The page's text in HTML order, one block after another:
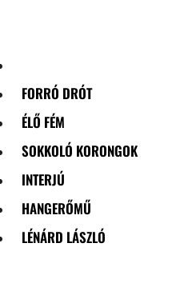
FORRÓ DRÓT
ÉLŐ FÉM
SOKKOLÓ KORONGOK
INTERJÚ
HANGERŐMŰ
LÉNÁRD LÁSZLÓ